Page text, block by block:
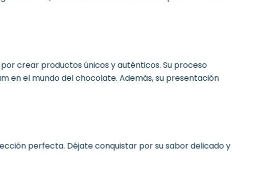
crear productos únicos y auténticos. Su proceso
en el mundo del chocolate. Además, su presentación
perfecta. Déjate conquistar por su sabor delicado y